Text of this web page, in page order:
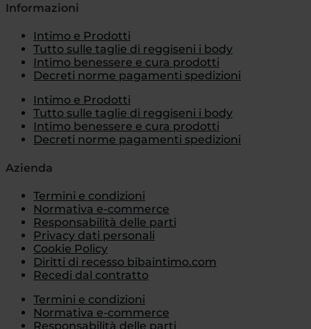
Informazioni
Intimo e Prodotti
Tutto sulle taglie di reggiseni i body
Intimo benessere e cura prodotti
Decreti norme pagamenti spedizioni
Intimo e Prodotti
Tutto sulle taglie di reggiseni i body
Intimo benessere e cura prodotti
Decreti norme pagamenti spedizioni
Azienda
Termini e condizioni
Normativa e-commerce
Responsabilità delle parti
Privacy dati personali
Cookie Policy
Diritti di recesso bibaintimo.com
Recedi dal contratto
Termini e condizioni
Normativa e-commerce
Responsabilità delle parti